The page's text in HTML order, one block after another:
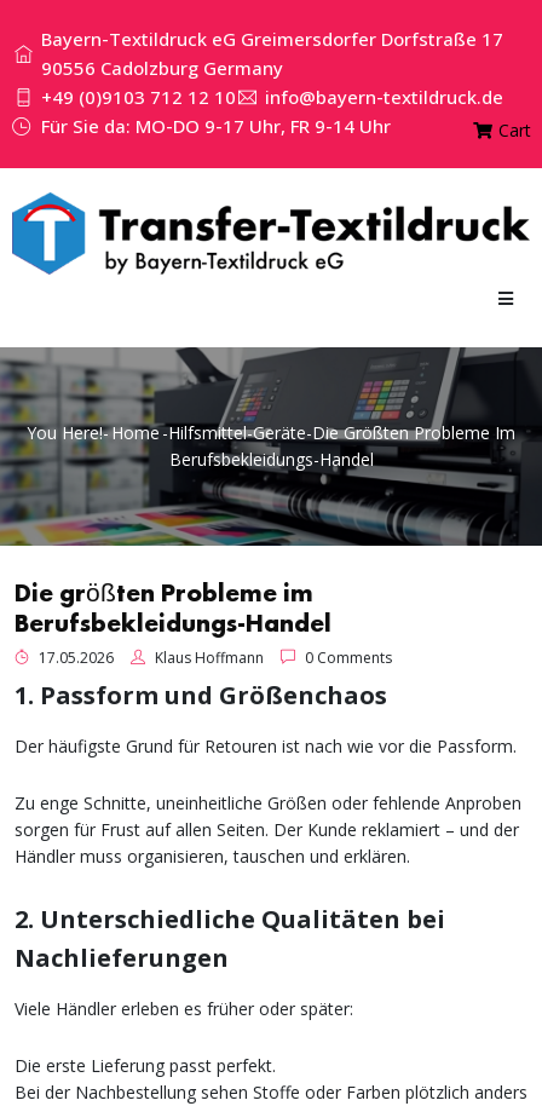
Bayern-Textildruck eG Greimersdorfer Dorfstraße 17
90556 Cadolzburg Germany
+49 (0)9103 712 12 10
info@bayern-textildruck.de
Für Sie da: MO-DO 9-17 Uhr, FR 9-14 Uhr
Cart
You Here!-Home-Hilfsmittel-Geräte-Die Größten Probleme Im
Berufsbekleidungs-Handel
Die größten Probleme im
Berufsbekleidungs-Handel
17.05.2026 Klaus Hoffmann 0 Comments
1. Passform und Größenchaos
Der häufigste Grund für Retouren ist nach wie vor die Passform.
Zu enge Schnitte, uneinheitliche Größen oder fehlende Anproben
sorgen für Frust auf allen Seiten. Der Kunde reklamiert – und der
Händler muss organisieren, tauschen und erklären.
2. Unterschiedliche Qualitäten bei
Nachlieferungen
Viele Händler erleben es früher oder später:
Die erste Lieferung passt perfekt.
Bei der Nachbestellung sehen Stoffe oder Farben plötzlich anders